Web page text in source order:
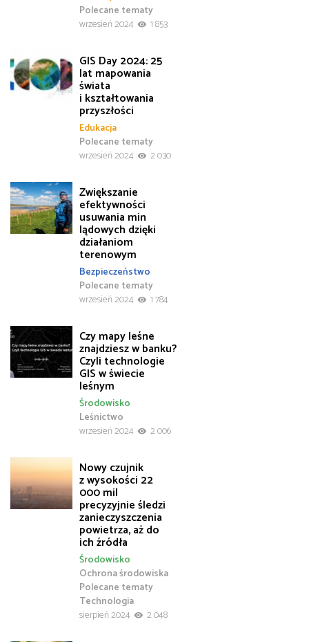
Polecane tematy
wrzesień 2024
1 853
GIS Day 2024: 25
lat mapowania
świata
i kształtowania
przyszłości
Edukacja
Polecane tematy
wrzesień 2024
2 030
Zwiększanie
efektywności
usuwania min
lądowych dzięki
działaniom
terenowym
Bezpieczeństwo
Polecane tematy
wrzesień 2024
1 784
Czy mapy leśne
znajdziesz w banku?
Czyli technologie
GIS w świecie
leśnym
Leśnictwo
Środowisko
wrzesień 2024
2 006
Nowy czujnik
z wysokości 22
000 mil
precyzyjnie śledzi
zanieczyszczenia
powietrza, aż do
ich źródła
Ochrona środowiska
Polecane tematy
Środowisko
Technologia
sierpień 2024
2 048